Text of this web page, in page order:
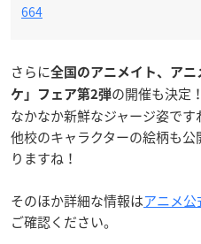
664
さらに全国のアニメイト、アニ
ケ 」フェア第2弾の開催も決定！
なかなか新鮮なジャージ姿です
他校のキャラクターの絵柄も
りますね！
そのほか詳細な情報はアニメ公
ご確認ください。